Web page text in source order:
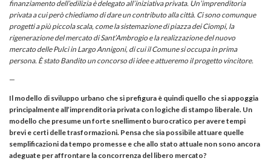
finanziamento dell’edilizia è delegato all’iniziativa privata. Un’imprenditoria
privata a cui però chiediamo di dare un contributo alla città. Cisono comunque
progetti a più piccola scala, come la sistemazione di piazza dei Ciompi, la
rigenerazione del mercato di Sant’Ambrogio e la realizzazione del nuovo
mercato delle Pulci in Largo Annigoni, di cui il Comune si occupa in prima
persona. È stato Bandito un concorso di idee e attueremo il progetto vincitore.
—
Il modello di sviluppo urbano che si prefigura è quindi quello che si appoggia
principalmente all’imprenditoria privata con logiche di stampo liberale. Un
modello che presume un forte snellimento burocratico per avere tempi
brevi e certi delle trasformazioni. Pensa che sia possibile attuare quelle
semplificazioni da tempo promesse e che allo stato attuale non sono ancora
adeguate per affrontare la concorrenza del libero mercato?